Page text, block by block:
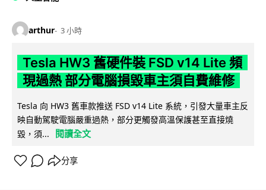
arthur 3 小時
Tesla HW3 舊硬件裝 FSD v14 Lite 頻
現過熱 部分電腦損毀車主須自費維修
Tesla 向 HW3 舊車款推送 FSD v14 Lite 系統，引發大量車主反
映自動駕駛電腦嚴重過熱，部分更觸發高溫保護甚至直接燒
毀，須...
閱讀全文
分享